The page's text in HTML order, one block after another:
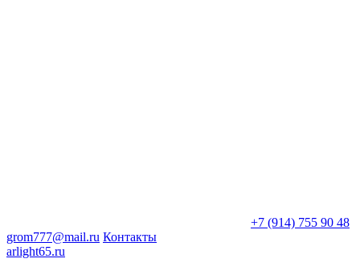
+7 (914) 755 90 48
grom777@mail.ru Контакты
arlight65.ru